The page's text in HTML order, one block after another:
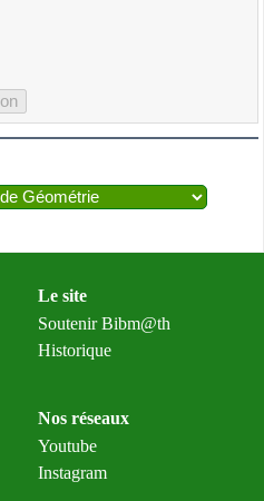
Le site
Soutenir Bibm@th
Historique
Nos réseaux
Youtube
Instagram